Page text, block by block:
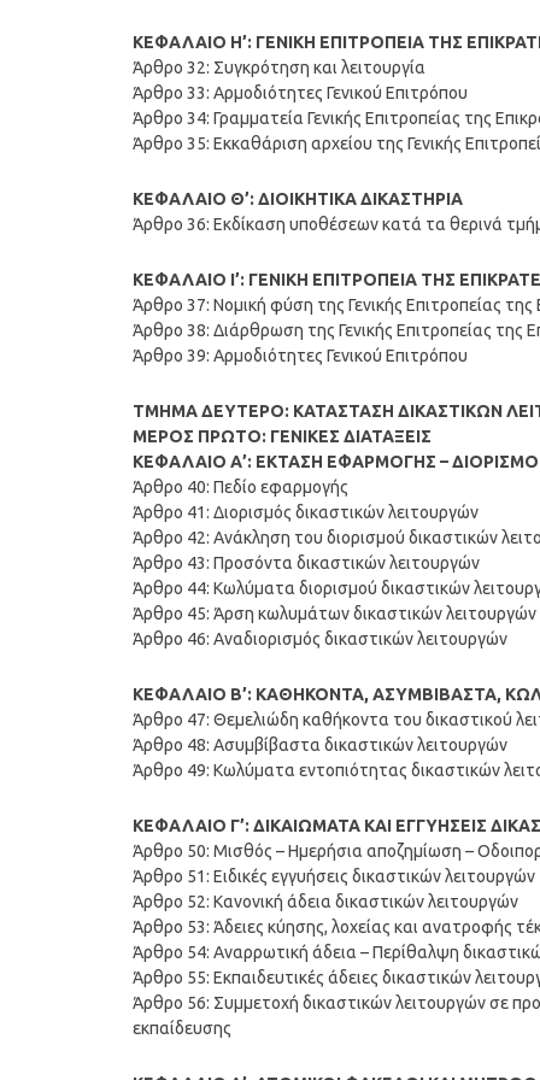
ΚΕΦΑΛΑΙΟ Η’: ΓΕΝΙΚΗ ΕΠΙΤΡΟΠΕΙΑ ΤΗΣ
Άρθρο 32: Συγκρότηση και λειτουργία
Άρθρο 33: Αρμοδιότητες Γενικού Επιτρόπου
Άρθρο 34: Γραμματεία Γενικής Επιτροπείας της
Άρθρο 35: Εκκαθάριση αρχείου της Γενικής
ΚΕΦΑΛΑΙΟ Θ’: ΔΙΟΙΚΗΤΙΚΑ ΔΙΚΑΣΤΗΡΙΑ
Άρθρο 36: Εκδίκαση υποθέσεων κατά τα θερινά
ΚΕΦΑΛΑΙΟ Ι’: ΓΕΝΙΚΗ ΕΠΙΤΡΟΠΕΙΑ ΤΗΣ
Άρθρο 37: Νομική φύση της Γενικής Επιτροπείας της
Άρθρο 38: Διάρθρωση της Γενικής Επιτροπείας της
Άρθρο 39: Αρμοδιότητες Γενικού Επιτρόπου
ΤΜΗΜΑ ΔΕΥΤΕΡΟ: ΚΑΤΑΣΤΑΣΗ ΔΙΚΑΣΤΙΚΩΝ
ΜΕΡΟΣ ΠΡΩΤΟ: ΓΕΝΙΚΕΣ ΔΙΑΤΑΞΕΙΣ
ΚΕΦΑΛΑΙΟ Α’: ΕΚΤΑΣΗ ΕΦΑΡΜΟΓΗΣ –
Άρθρο 40: Πεδίο εφαρμογής
Άρθρο 41: Διορισμός δικαστικών λειτουργών
Άρθρο 42: Ανάκληση του διορισμού δικαστικών
Άρθρο 43: Προσόντα δικαστικών λειτουργών
Άρθρο 44: Κωλύματα διορισμού δικαστικών
Άρθρο 45: Άρση κωλυμάτων δικαστικών λειτουργών
Άρθρο 46: Αναδιορισμός δικαστικών λειτουργών
ΚΕΦΑΛΑΙΟ Β’: ΚΑΘΗΚΟΝΤΑ, ΑΣΥΜΒΙΒΑΣΤΑ,
Άρθρο 47: Θεμελιώδη καθήκοντα του δικαστικού
Άρθρο 48: Ασυμβίβαστα δικαστικών λειτουργών
Άρθρο 49: Κωλύματα εντοπιότητας δικαστικών
ΚΕΦΑΛΑΙΟ Γ’: ΔΙΚΑΙΩΜΑΤΑ ΚΑΙ ΕΓΓΥΗΣΕΙΣ
Άρθρο 50: Μισθός – Ημερήσια αποζημίωση –
Άρθρο 51: Ειδικές εγγυήσεις δικαστικών λειτουργών
Άρθρο 52: Κανονική άδεια δικαστικών λειτουργών
Άρθρο 53: Άδειες κύησης, λοχείας και ανατροφής
Άρθρο 54: Αναρρωτική άδεια – Περίθαλψη
Άρθρο 55: Εκπαιδευτικές άδειες δικαστικών
Άρθρο 56: Συμμετοχή δικαστικών λειτουργών σε
εκπαίδευσης